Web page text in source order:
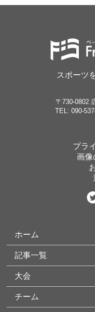
スポーツ
〒730-0802
TEL: 090-
プラ
画像
ホーム
記事一覧
大会
チーム